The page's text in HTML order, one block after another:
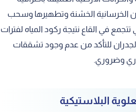
الخرسانية الخشنة وتطهيرها وسحب
في القاع نتيجة ركود المياه لفترات
للتأكد من عدم وجود تشققات
وضروري.
البلاستيكية